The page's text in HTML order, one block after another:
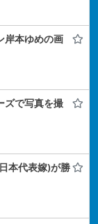
岸本ゆめの画
ズで写真を撮
本代表嫁)が勝